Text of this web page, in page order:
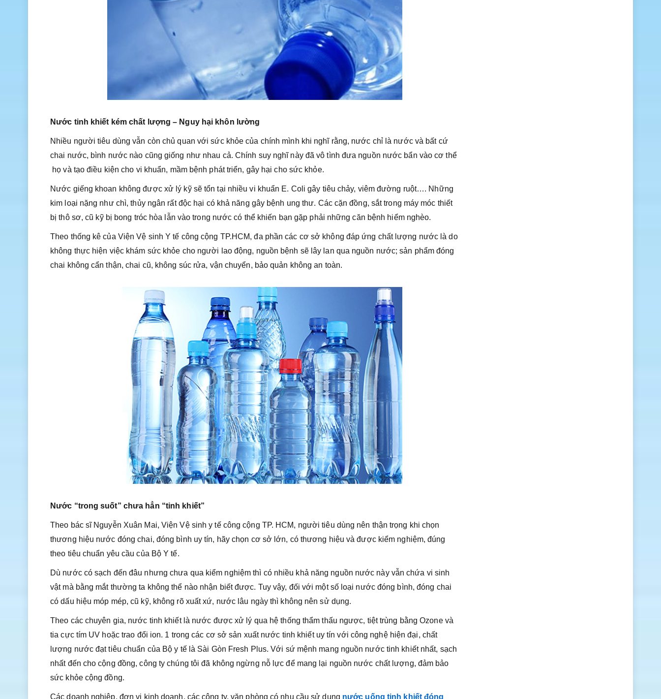
Nước tinh khiết kém chất lượng – Nguy hại khôn lường
Nhiều người tiêu dùng vẫn còn chủ quan với sức khỏe của chính mình khi nghĩ rằng, nước chỉ là nước và bất cứ
chai nước, bình nước nào cũng giống như nhau cả. Chính suy nghĩ này đã vô tình đưa nguồn nước bẩn vào cơ thể
họ và tạo điều kiện cho vi khuẩn, mầm bệnh phát triển, gây hại cho sức khỏe.
Nước giếng khoan không được xử lý kỹ sẽ tổn tại nhiều vi khuẩn E. Coli gây tiêu chảy, viêm đường ruột…. Những
kim loại nặng như chì, thủy ngân rất độc hại có khả năng gây bệnh ung thư. Các cặn đồng, sắt trong máy móc thiết
bị thô sơ, cũ kỹ bị bong tróc hòa lẫn vào trong nước có thể khiến bạn gặp phải những căn bệnh hiểm nghèo.
Theo thống kê của Viện Vệ sinh Y tế công cộng TP.HCM, đa phần các cơ sở không đáp ứng chất lượng nước là do
không thực hiện việc khám sức khỏe cho người lao động, nguồn bệnh sẽ lây lan qua nguồn nước; sản phẩm đóng
chai không cẩn thận, chai cũ, không súc rửa, vận chuyển, bảo quản không an toàn.
Nước “trong suốt” chưa hẳn “tinh khiết”
Theo bác sĩ Nguyễn Xuân Mai, Viện Vệ sinh y tế công cộng TP. HCM, người tiêu dùng nên thận trọng khi chọn
thương hiệu nước đóng chai, đóng bình uy tín, hãy chọn cơ sở lớn, có thương hiệu và được kiểm nghiệm, đúng
theo tiêu chuẩn yêu cầu của Bộ Y tế.
Dù nước có sạch đến đâu nhưng chưa qua kiểm nghiệm thì có nhiều khả năng nguồn nước này vẫn chứa vi sinh
vật mà bằng mắt thường ta không thể nào nhận biết được. Tuy vậy, đối với một số loại nước đóng bình, đóng chai
có dấu hiệu móp mép, cũ kỹ, không rõ xuất xứ, nước lâu ngày thì không nên sử dụng.
Theo các chuyên gia, nước tinh khiết là nước được xử lý qua hệ thống thẩm thấu ngược, tiệt trùng bằng Ozone và
tia cực tím UV hoặc trao đổi ion. 1 trong các cơ sở sản xuất nước tinh khiết uy tín với công nghệ hiện đại, chất
lượng nước đạt tiêu chuẩn của Bộ y tế là Sài Gòn Fresh Plus. Với sứ mệnh mang nguồn nước tinh khiết nhất, sạch
nhất đến cho cộng đồng, công ty chúng tôi đã không ngừng nỗ lực để mang lại nguồn nước chất lượng, đảm bảo
sức khỏe cộng đồng.
Các doanh nghiệp, đơn vị kinh doanh, các công ty, văn phòng có nhu cầu sử dụng nước uống tinh khiết đóng